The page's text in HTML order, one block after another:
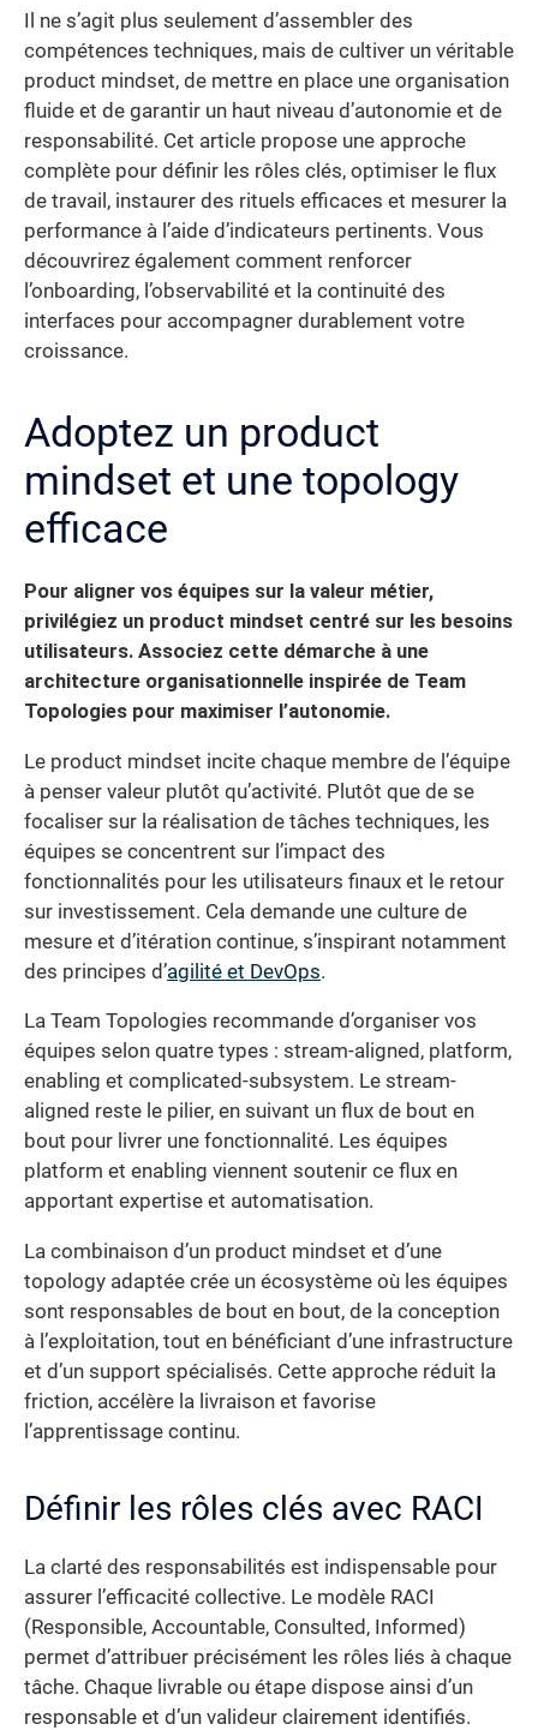
Il ne s’agit plus seulement d’assembler des
compétences techniques, mais de cultiver un véritable
product mindset, de mettre en place une organisation
fluide et de garantir un haut niveau d’autonomie et de
responsabilité. Cet article propose une approche
complète pour définir les rôles clés, optimiser le flux
de travail, instaurer des rituels efficaces et mesurer la
performance à l’aide d’indicateurs pertinents. Vous
découvrirez également comment renforcer
l’onboarding, l’observabilité et la continuité des
interfaces pour accompagner durablement votre
croissance.
Adoptez un product
mindset et une topology
efficace
Pour aligner vos équipes sur la valeur métier,
privilégiez un product mindset centré sur les besoins
utilisateurs. Associez cette démarche à une
architecture organisationnelle inspirée de Team
Topologies pour maximiser l’autonomie.
Le product mindset incite chaque membre de l’équipe
à penser valeur plutôt qu’activité. Plutôt que de se
focaliser sur la réalisation de tâches techniques, les
équipes se concentrent sur l’impact des
fonctionnalités pour les utilisateurs finaux et le retour
sur investissement. Cela demande une culture de
mesure et d’itération continue, s’inspirant notamment
des principes d’agilité et DevOps.
La Team Topologies recommande d’organiser vos
équipes selon quatre types : stream-aligned, platform,
enabling et complicated-subsystem. Le stream-
aligned reste le pilier, en suivant un flux de bout en
bout pour livrer une fonctionnalité. Les équipes
platform et enabling viennent soutenir ce flux en
apportant expertise et automatisation.
La combinaison d’un product mindset et d’une
topology adaptée crée un écosystème où les équipes
sont responsables de bout en bout, de la conception
à l’exploitation, tout en bénéficiant d’une infrastructure
et d’un support spécialisés. Cette approche réduit la
friction, accélère la livraison et favorise
l’apprentissage continu.
Définir les rôles clés avec RACI
La clarté des responsabilités est indispensable pour
assurer l’efficacité collective. Le modèle RACI
(Responsible, Accountable, Consulted, Informed)
permet d’attribuer précisément les rôles liés à chaque
tâche. Chaque livrable ou étape dispose ainsi d’un
responsable et d’un valideur clairement identifiés.